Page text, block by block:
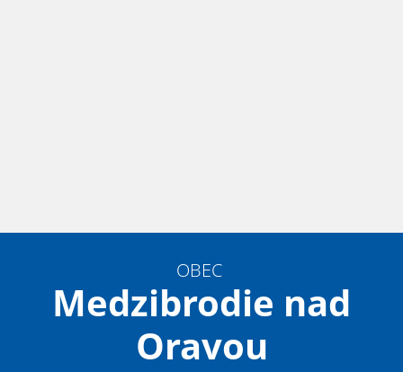
OBEC
Medzibrodie nad
Oravou